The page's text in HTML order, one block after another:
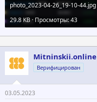
photo_2023-04-26_19-10-44.jpg
29.8 KB · Просмотры: 43
Mitninskii.online
Верифицирован
03.05.2023